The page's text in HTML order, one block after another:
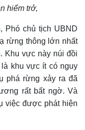
hiểm trở,
Phó chủ tịch UBND
rừng thông lớn nhất
Khu vực này núi đồi
khu vực ít có nguy
phá rừng xảy ra đã
rất bất ngờ. Và
việc được phát hiện